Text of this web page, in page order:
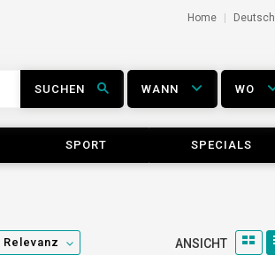
Home Deutsch
SUCHEN WANN WO
SPORT SPECIALS
Relevanz ANSICHT